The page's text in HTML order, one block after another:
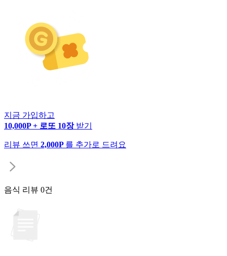
지금 가입하고
10,000P + 로또 10장 받기
리뷰 쓰면 2,000P 를 추가로 드려요
음식 리뷰 0건